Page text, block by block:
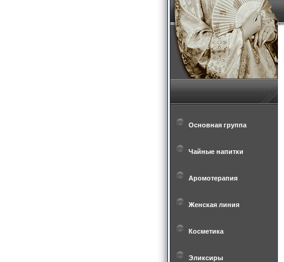
Основная группа
Чайные напитки
Аромотерапия
Женская линия
Косметика
Эликсиры